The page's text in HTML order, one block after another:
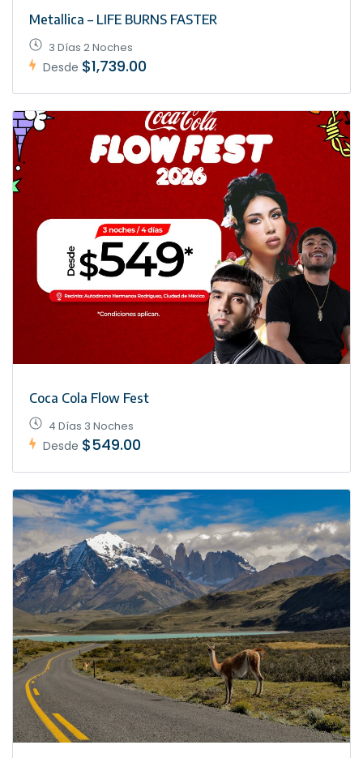
Metallica – LIFE BURNS FASTER
3 Días 2 Noches
Desde $1,739.00
Coca Cola Flow Fest
4 Días 3 Noches
Desde $549.00